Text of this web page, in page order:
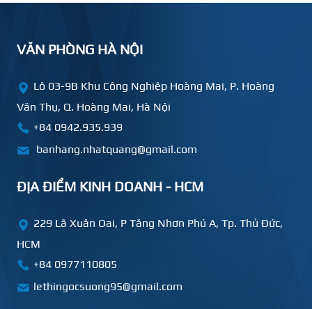
VĂN PHÒNG HÀ NỘI
Lô 03-9B Khu Công Nghiệp Hoàng Mai, P. Hoàng
Văn Thụ, Q. Hoàng Mai, Hà Nội
+84 0942.935.939
banhang.nhatquang@gmail.com
ĐỊA ĐIỂM KINH DOANH - HCM
229 Lã Xuân Oai, P Tăng Nhơn Phú A, Tp. Thủ Đức,
HCM
+84 0977110805
lethingocsuong95@gmail.com